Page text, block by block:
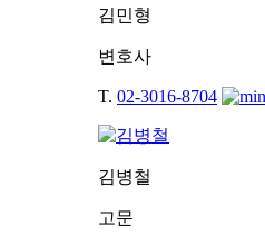
김민형
변호사
T. 02-3016-8704
김병철
고문